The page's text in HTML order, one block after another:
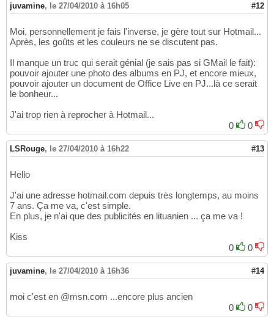
juvamine, le 27/04/2010 à 16h05 #12
Moi, personnellement je fais l'inverse, je gère tout sur Hotmail...
Après, les goûts et les couleurs ne se discutent pas.
Il manque un truc qui serait génial (je sais pas si GMail le fait):
pouvoir ajouter une photo des albums en PJ, et encore mieux,
pouvoir ajouter un document de Office Live en PJ...là ce serait
le bonheur...
J'ai trop rien à reprocher à Hotmail...
0
0
LSRouge, le 27/04/2010 à 16h22 #13
Hello
J'ai une adresse hotmail.com depuis très longtemps, au moins
7 ans. Ça me va, c'est simple.
En plus, je n'ai que des publicités en lituanien ... ça me va !
Kiss
0
0
juvamine, le 27/04/2010 à 16h36 #14
moi c'est en @msn.com ...encore plus ancien
0
0